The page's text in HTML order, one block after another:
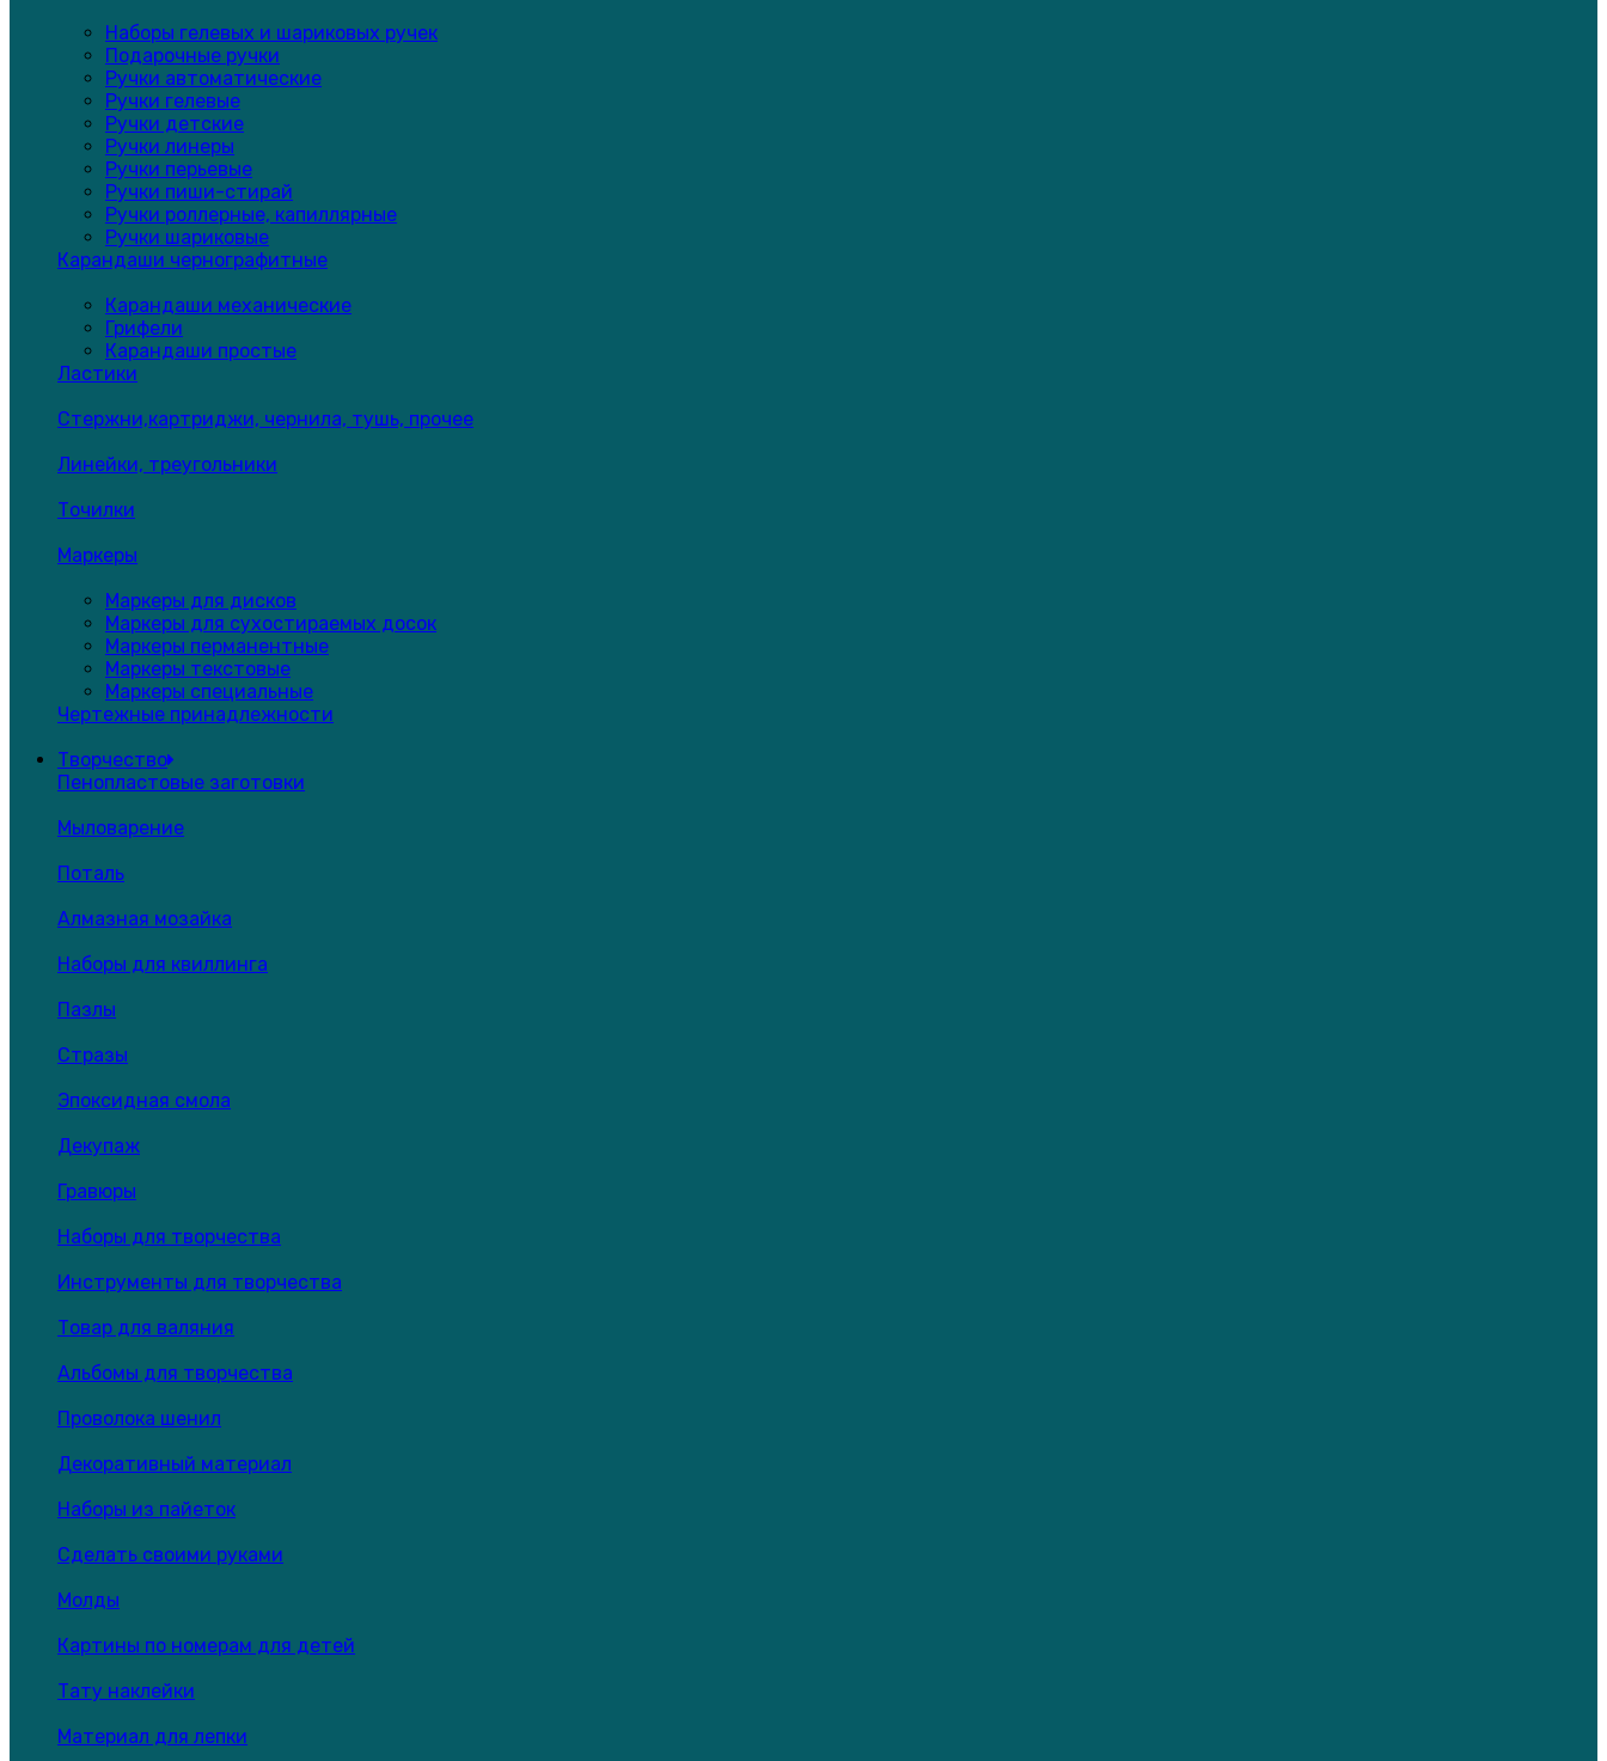
Наборы гелевых и шариковых ручек
Подарочные ручки
Ручки автоматические
Ручки гелевые
Ручки детские
Ручки линеры
Ручки перьевые
Ручки пиши-стирай
Ручки роллерные, капиллярные
Ручки шариковые
Карандаши чернографитные
Карандаши механические
Грифели
Карандаши простые
Ластики
Стержни,картриджи, чернила, тушь, прочее
Линейки, треугольники
Точилки
Маркеры
Маркеры для дисков
Маркеры для сухостираемых досок
Маркеры перманентные
Маркеры текстовые
Маркеры специальные
Чертежные принадлежности
Творчество
Пенопластовые заготовки
Мыловарение
Поталь
Алмазная мозайка
Наборы для квиллинга
Пазлы
Стразы
Эпоксидная смола
Декупаж
Гравюры
Наборы для творчества
Инструменты для творчества
Товар для валяния
Альбомы для творчества
Проволока шенил
Декоративный материал
Наборы из пайеток
Сделать своими руками
Молды
Картины по номерам для детей
Тату наклейки
Материал для лепки